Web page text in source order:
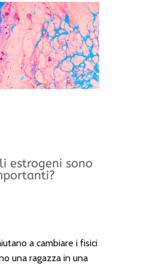
estrogeni sono
a cambiare i fisici
una ragazza in una